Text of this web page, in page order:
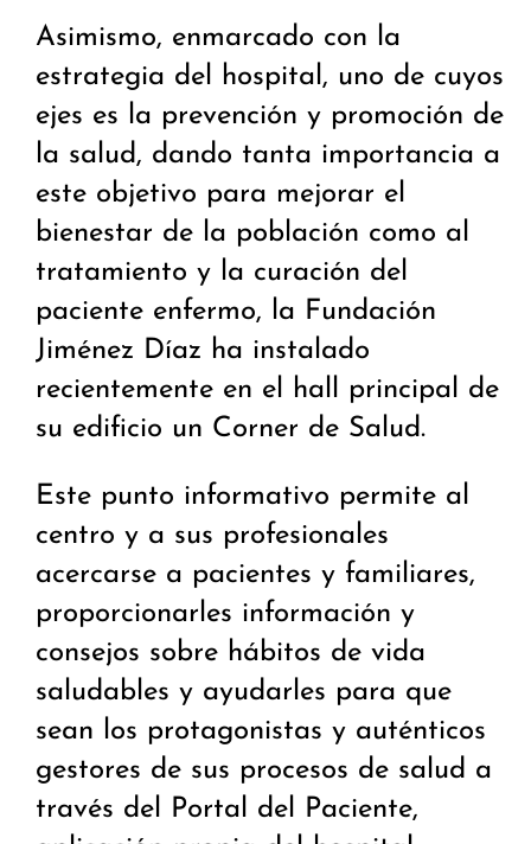
Asimismo, enmarcado con la
estrategia del hospital, uno de cuyos
ejes es la prevención y promoción de
la salud, dando tanta importancia a
este objetivo para mejorar el
bienestar de la población como al
tratamiento y la curación del
paciente enfermo, la Fundación
Jiménez Díaz ha instalado
recientemente en el hall principal de
su edificio un Corner de Salud.
Este punto informativo permite al
centro y a sus profesionales
acercarse a pacientes y familiares,
proporcionarles información y
consejos sobre hábitos de vida
saludables y ayudarles para que
sean los protagonistas y auténticos
gestores de sus procesos de salud a
través del Portal del Paciente,